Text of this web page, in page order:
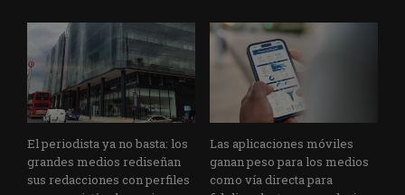
El periodista ya no basta: los
grandes medios rediseñan
sus redacciones con perfiles
Las aplicaciones móviles
ganan peso para los medios
como vía directa para